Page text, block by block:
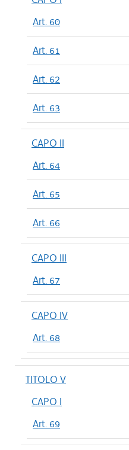
Art. 60
Art. 61
Art. 62
Art. 63
CAPO II
Art. 64
Art. 65
Art. 66
CAPO III
Art. 67
CAPO IV
Art. 68
TITOLO V
CAPO I
Art. 69